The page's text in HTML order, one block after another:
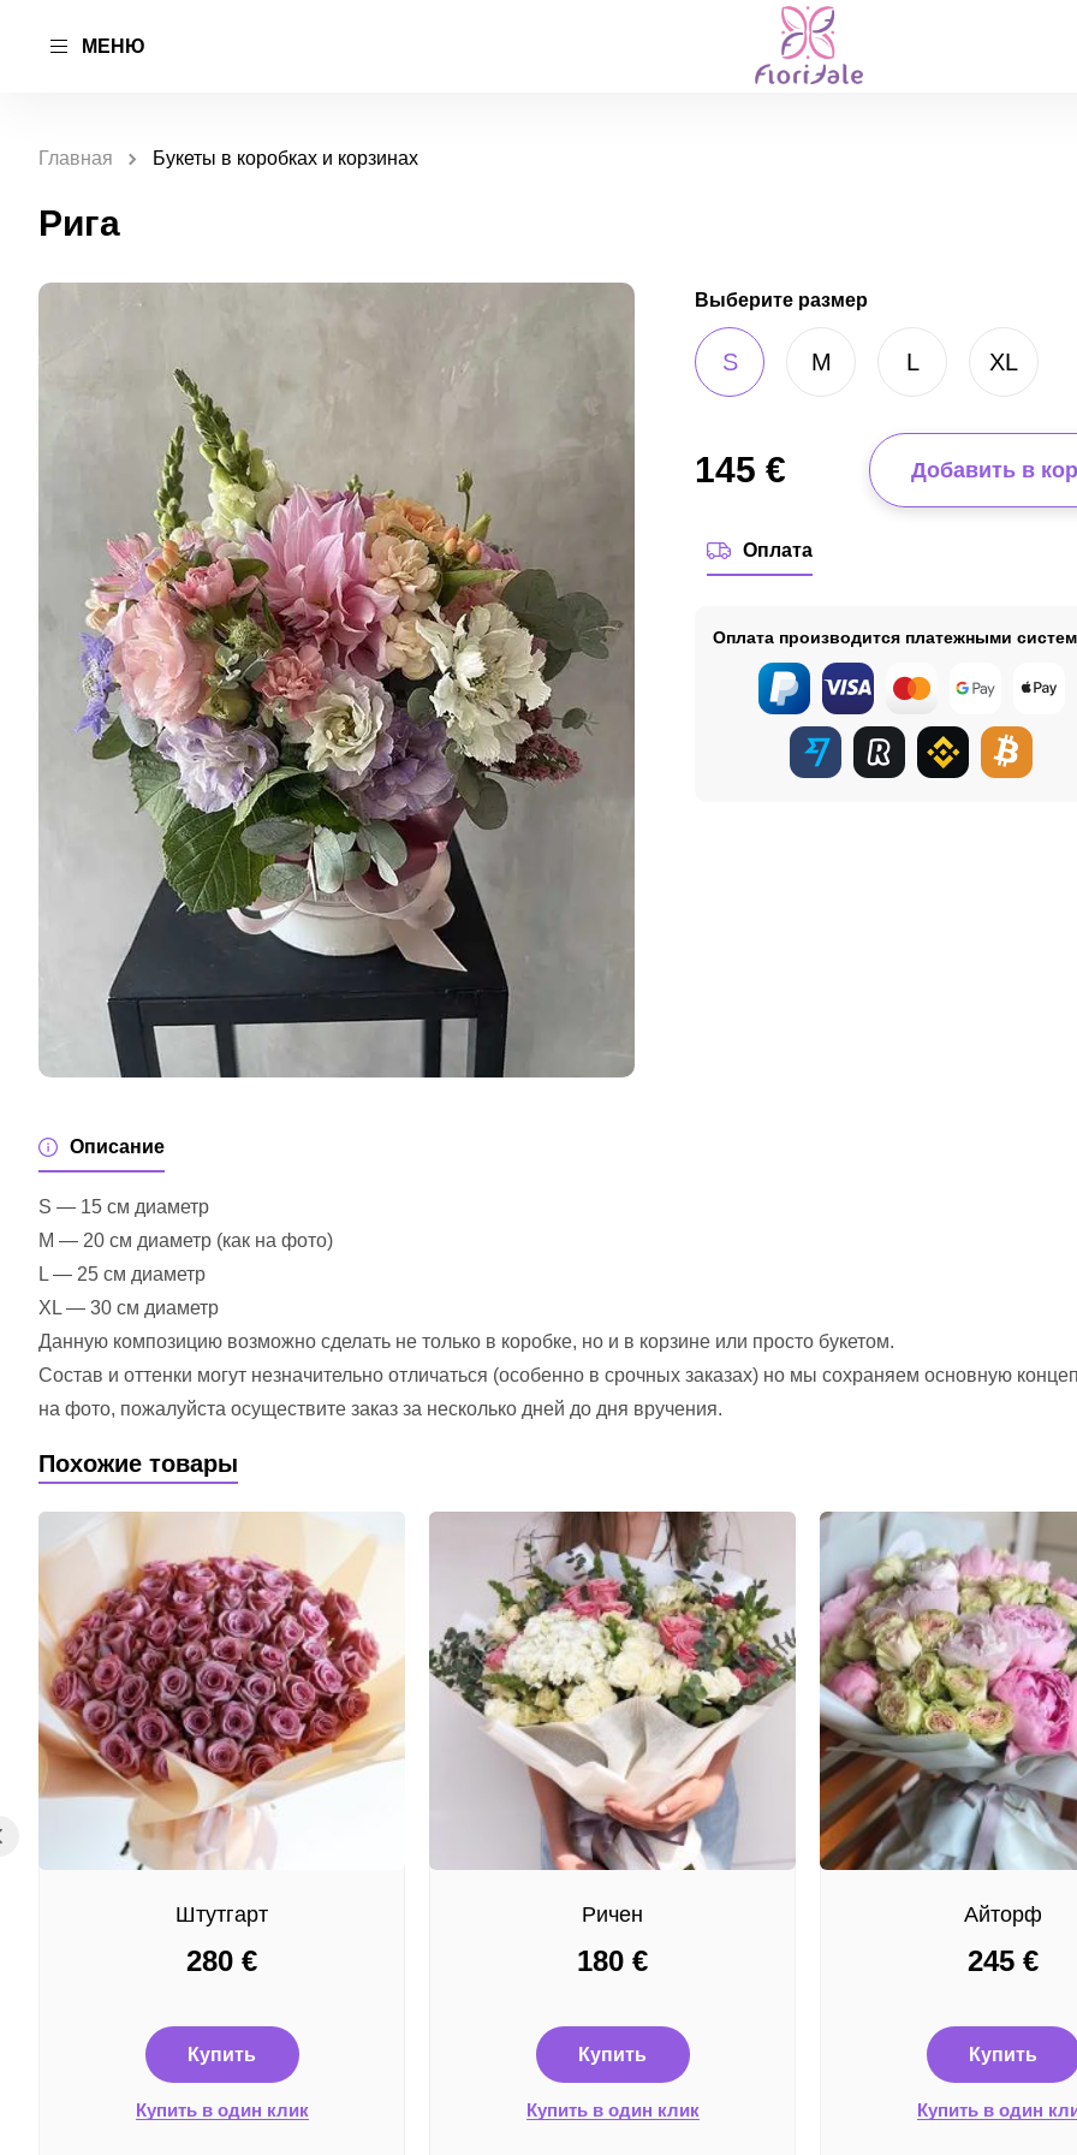
МЕНЮ
Главная Букеты в коробках и корзинах
Рига
Выберите размер
S M L XL
145 € Добавить в
Оплата
Оплата производится платежными
Описание
S — 15 см диаметр
M — 20 см диаметр (как на фото)
L — 25 см диаметр
XL — 30 см диаметр
Данную композицию возможно сделать не только в коробке, но и в корзине или просто букетом.
Состав и оттенки могут незначительно отличаться (особенно в срочных заказах) но мы сохраняем основную
на фото, пожалуйста осуществите заказ за несколько дней до дня вручения.
Похожие товары
Штутгарт
280 €
Купить
Купить в один клик
Ричен
180 €
Купить
Купить в один клик
Айторф
245 €
Купить
Купить в один